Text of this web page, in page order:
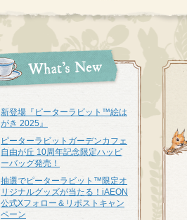
新登場『ピーターラビット™︎絵は
がき 2025』
ピーターラビットガーデンカフェ
自由が丘 10周年記念限定ハッピ
ーバッグ発売！
抽選でピーターラビット™限定オ
リジナルグッズが当たる！iAEON
公式Xフォロー＆リポストキャン
ペーン